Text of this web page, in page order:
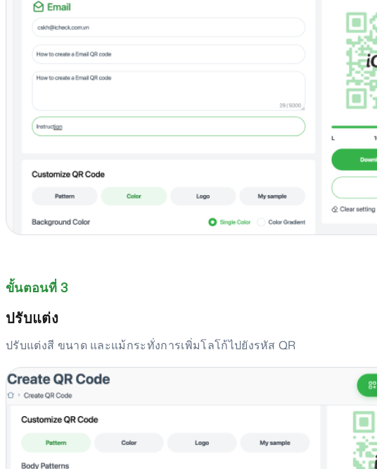
ขั้นตอนที่ 3
ปรับแต่ง
ปรับแต่งสี ขนาด และแม้กระทั่งการเพิ่มโลโก้ไปยังรหัส QR